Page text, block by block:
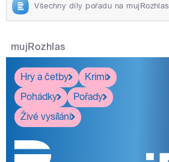
Všechny díly pořadu na mujRozhlas
mujRozhlas
Hry a četby
Krimi
Pohádky
Pořady
Živé vysílání